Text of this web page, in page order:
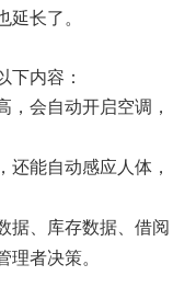
长了。
下内容：
，会自动开启空调，
还能自动感应人体，
、库存数据、借阅
者决策。